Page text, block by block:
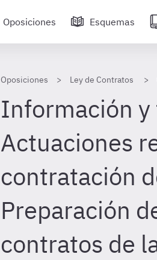
Oposiciones Esquemas
Oposiciones Ley de Contratos
Información y
Actuaciones
contratación
Preparación
contratos de